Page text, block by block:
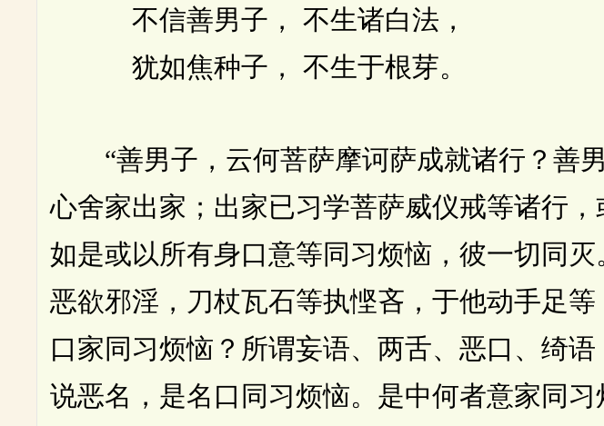
不信善男子， 不生诸白法，
犹如焦种子， 不生于根芽。
“善男子，云何菩萨摩诃萨成就诸行？善
心舍家出家；出家已习学菩萨威仪戒等诸行
如是或以所有身口意等同习烦恼，彼一切同
恶欲邪淫，刀杖瓦石等执悭吝，于他动手足
口家同习烦恼？所谓妄语、两舌、恶口、绮
说恶名，是名口同习烦恼。是中何者意家同